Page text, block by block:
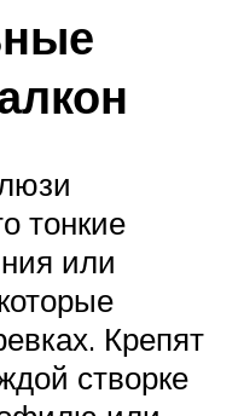
тонкие
или
Крепят
створке